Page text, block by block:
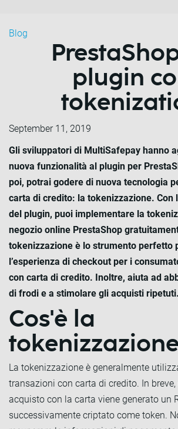
Blog
plugin
September 11, 2019
Gli sviluppatori di MultiSafepay hanno
nuova funzionalità al plugin per
poi, potrai godere di nuova tecnologia
carta di credito: la tokenizzazione. Con
del plugin, puoi implementare la
negozio online PrestaShop
tokenizzazione è lo strumento perfetto
l’esperienza di checkout per i
con carta di credito. Inoltre, aiuta ad
di frodi e a stimolare gli acquisti ripetuti.
Cos'è la
La tokenizzazione è generalmente
transazioni con carta di credito. In
acquisto con la carta viene generato un
successivamente criptato come token.